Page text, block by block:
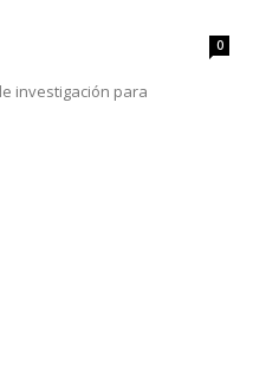
0
investigación para